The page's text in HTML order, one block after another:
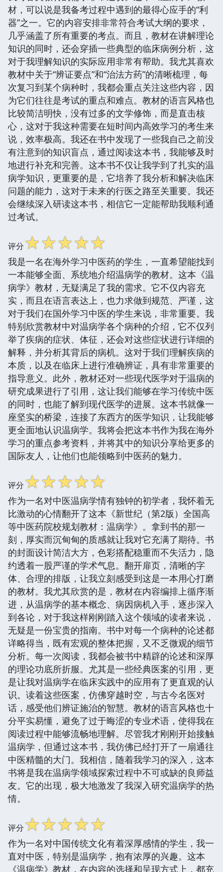
材，可以说是我备考过程中遇到的最得心应手的“利
器”之一。它的内容安排非常符合考试大纲的要求，
几乎涵盖了所有重要的考点。而且，教材在讲解理论
知识的同时，还会穿插一些典型的临床病例分析，这
对于我理解知识的实际应用非常有帮助。我尤其喜欢
教材中关于“辨证要点”和“治法方药”的清晰梳理，每
次复习到某个病种时，我都会重点关注这些内容，因
为它们往往是考试的重点和难点。教材的语言风格也
比较简洁明快，没有过多的文学修饰，而是直击核
心，这对于我这种需要在短时间内高效学习的考生来
说，效率极高。我还在书中发现了一些我自己之前没
有注意到的知识盲点，通过阅读这本书，我能够及时
地进行补充和完善。这本书不仅让我学到了扎实的温
病学知识，更重要的是，它培养了我分析和解决临床
问题的能力，这对于未来的行医之路至关重要。我还
会继续深入研读这本书，相信它一定能帮助我顺利通
过考试。
评分☆☆☆☆☆
我是一名在海外学习中医药的学生，一直希望能找到
一本能够全面、系统地介绍温病学的教材。这本《温
病学》教材，无疑满足了我的需求。它不仅内容充
实，而且在语言表达上，也力求做到规范、严谨，这
对于我们在国外学习中医的学生来说，非常重要。我
特别欣赏教材中对温病学各个病种的介绍，它不仅列
举了疾病的症状、体征，还会对这些症状进行详细的
解释，并分析其背后的病机。这对于我们理解疾病的
本质，以及在临床上进行准确辨证，具有非常重要的
指导意义。此外，教材还对一些现代医学对于温病的
研究成果进行了引用，这让我们能够在学习传统中医
的同时，也能了解到现代医学的进展。这本书就像一
座坚实的桥梁，连接了东西方的医学知识，让我能够
更全面地认识温病学。我将会把这本书作为我在海外
学习的重点参考资料，并将其中的知识分享给更多的
国际友人，让他们也能领略到中医药的魅力。
评分☆☆☆☆☆
作为一名对中医温病学情有独钟的初学者，我怀着无
比激动的心情翻开了这本《新世纪（第2版）全国高
等中医药院校规划教材：温病学》。拿到书的那一
刻，厚实而沉甸甸的质感就让我对它充满了期待。书
的封面设计简洁大方，色彩搭配稳重而不失活力，隐
约透着一股严谨的学术气息。翻开扉页，清晰的字
体、合理的排版，让我立刻感受到这是一本用心打磨
的教材。我尤其欣赏的是，教材在内容编排上循序渐
进，从温病学的基本概念、病因病机入手，逐步深入
到各论，对于我这样刚刚踏入这个领域的读者来说，
无疑是一份宝贵的指南。书中对每一个病种的论述都
详略得当，既有宏观的整体把握，又不乏微观的细节
分析。每一次阅读，我都会被书中精辟的论述和深厚
的理论功底所折服。尤其是一些经典医案的引用，更
是让我对温病学在临床实践中的应用有了更直观的认
识。读着这些医案，仿佛穿越时空，与古今名医对
话，感受他们辨证施治的智慧。教材的语言风格也十
分平实易懂，避免了过于晦涩的专业术语，使得我在
阅读过程中能够流畅地理解。尽管我才刚刚开始接触
温病学，但通过这本书，我仿佛已经打开了一扇通往
中医精髓的大门。我相信，随着我学习的深入，这本
书将是我在温病学领域探索过程中不可或缺的良师益
友。它的出现，极大地激发了我深入研究温病学的热
情。
评分☆☆☆☆☆
作为一名对中国传统文化有着深厚感情的学生，我一
直对中医，特别是温病学，抱有浓厚的兴趣。这本
《温病学》教材，在内容的选择和呈现方式上，都充